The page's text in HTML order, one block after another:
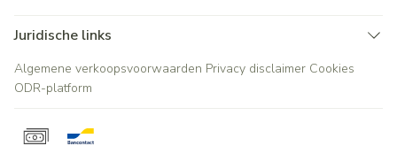
Juridische links
Algemene verkoopsvoorwaarden Privacy disclaimer Cookies
ODR-platform